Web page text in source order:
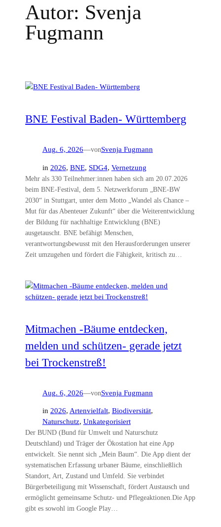
Autor: Svenja
Fugmann
BNE Festival Baden- Württemberg
Aug. 6, 2026—vonSvenja Fugmann
in 2026, BNE, SDG4, Vernetzung
Mehr als 330 Teilnehmer:innen haben sich am 20.07.2026
beim BNE-Festival, dem 5. Netzwerkforum „BNE-BW
2030“ in Stuttgart, unter dem Motto „Wandel als Chance –
Mut für das Abenteuer Zukunft“ über die Weiterentwicklung
der Bildung für nachhaltige Entwicklung (BNE)
ausgetauscht. BNE befähigt Menschen,
verantwortungsbewusst mit den Herausforderungen unserer
Zeit umzugehen und fördert die Fähigkeit, kritisch zu…
Mitmachen -Bäume entdecken,
melden und schützen- gerade jetzt
bei Trockenstreß!
Aug. 6, 2026—vonSvenja Fugmann
in 2026, Artenvielfalt, Biodiversität
Naturschutz, Unkategorisiert
Der BUND (Bund für Umwelt und Naturschutz
Deutschland) und Träger der Ökostation hat eine App
entwickelt. Sie nennt sich „Mein Baum“. Die App dient der
systematischen Erfassung urbaner Bäume, einschließlich
Standort, Art, Zustand und Umfeld. Sie verbindet
Bürgerbeteiligung mit Wissenschaft, fördert Austausch und
ermöglicht gemeinsame Schutz‑ und Pflegeaktionen.Die App
gibt es sowohl im Google Play…